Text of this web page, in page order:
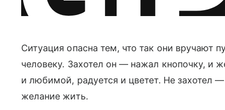
Ситуация опасна тем, что так они вручают
человеку. Захотел он — нажал кнопочку, и
и любимой, радуется и цветет. Не захотел
желание жить.